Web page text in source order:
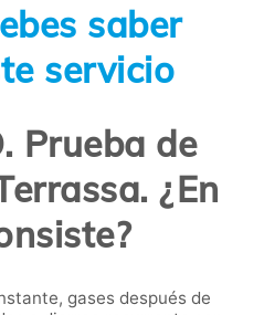
saber
servicio
Prueba de
¿En
gases después de